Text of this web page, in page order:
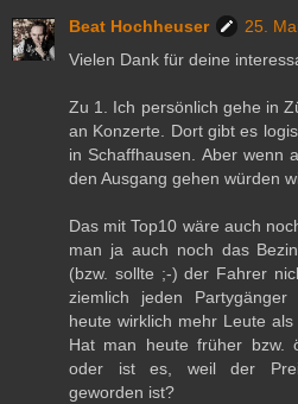
Beat Hochheuser
25.
Vielen Dank für deine
Zu 1. Ich persönlich gehe in
an Konzerte. Dort gibt es
in Schaffhausen. Aber wenn
den Ausgang gehen würden
Das mit Top10 wäre auch
man ja auch noch das
(bzw. sollte ;-) der Fahrer
ziemlich jeden
heute wirklich mehr Leute
Hat man heute früher bzw.
oder ist es, weil der
geworden ist?